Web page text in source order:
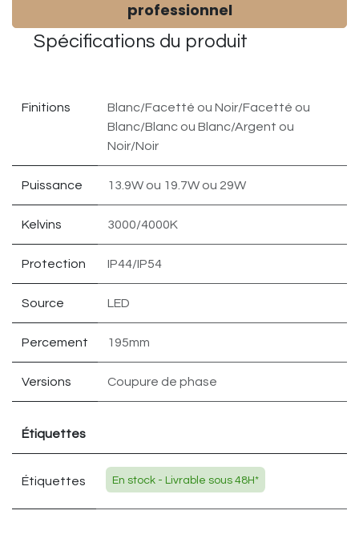
professionnel
Spécifications du produit
Finitions Blanc/Facetté ou Noir/Facetté ou
Blanc/Blanc ou Blanc/Argent ou
Noir/Noir
Puissance 13.9W ou 19.7W ou 29W
Kelvins 3000/4000K
Protection IP44/IP54
Source LED
Percement 195mm
Versions Coupure de phase
Étiquettes
Étiquettes En stock - Livrable sous 48H*